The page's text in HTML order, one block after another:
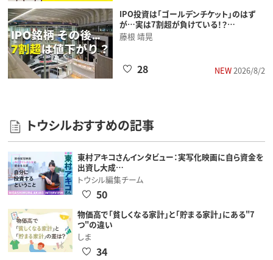
IPO投資は「ゴールデンチケット」のはず
が…実は7割超が負けている！？…
藤根 靖晃
NEW2026/8/2
28
トウシルおすすめの記事
東村アキコさんインタビュー：実写化映画に自ら資金を
出資し大成…
トウシル編集チーム
50
物価高で「貧しくなる家計」と「貯まる家計」にある"7
つ"の違い
しま
34